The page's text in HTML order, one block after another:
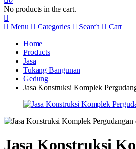
No products in the cart.
Menu Categories Search
Cart
Home
Products
Jasa
Tukang Bangunan
Gedung
Jasa Konstruksi Komplek
Jasa Konstruksi